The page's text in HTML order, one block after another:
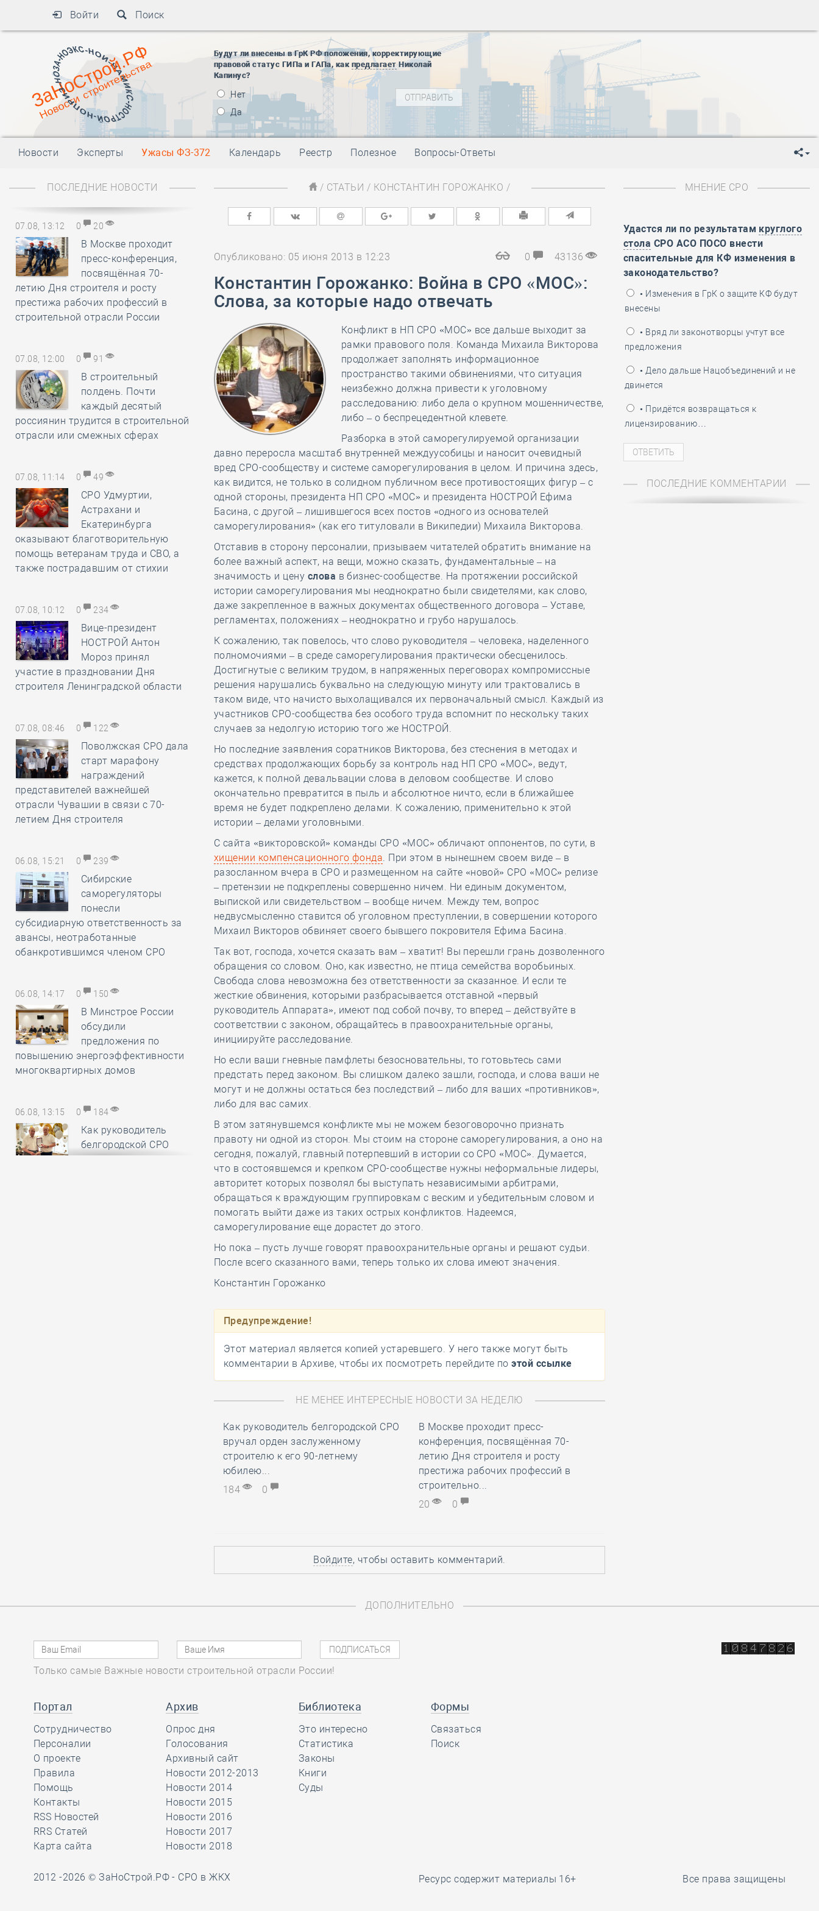
Войти Поиск
Будут ли внесены в ГрК РФ положения, корректирующие
правовой статус ГИПа и ГАПа, как предлагаетНиколай
Капинус?
Нет
Да
День Государственного флага Российской Федерации
-День знаний
-
День сотрудника органов внутренних дел РФ
27 января
День полного освобождения Ленинграда от фашистской
блокады
01 мая- День Весны и Труда
09 мая- День Победы!
01 сентября
10 ноября-День сотрудника органов внутренних дел РФ
27 января-День полного освобождения Ленинграда от фашистской
01 мая
-День Весны и Труда
28 мая
- День пограничника
Новости Эксперты Ужасы ФЗ-372 Календарь Реестр Полезное Вопросы-Ответы
ПОСЛЕДНИЕ НОВОСТИ
07.08, 13:12 0 20
В Москве проходит
пресс-конференция,
посвящённая 70-
летию Дня строителя и росту
престижа рабочих профессий в
строительной отрасли России
07.08, 12:00 0 91
В строительный
полдень. Почти
каждый десятый
россиянин трудится в строительной
отрасли или смежных сферах
07.08, 11:14 0 49
СРО Удмуртии,
Астрахани и
Екатеринбурга
оказывают благотворительную
помощь ветеранам труда и СВО, а
также пострадавшим от стихии
07.08, 10:12 0 234
Вице-президент
НОСТРОЙ Антон
Мороз принял
участие в праздновании Дня
строителя Ленинградской области
07.08, 08:46 0 122
Поволжская СРО дала
старт марафону
награждений
представителей важнейшей
отрасли Чувашии в связи с 70-
летием Дня строителя
06.08, 15:21 0 239
Сибирские
саморегуляторы
понесли
субсидиарную ответственность за
авансы, неотработанные
обанкротившимся членом СРО
06.08, 14:17 0 150
В Минстрое России
обсудили
предложения по
повышению энергоэффективности
многоквартирных домов
06.08, 13:15 0 184
Как руководитель
белгородской СРО
вручал орден
провёл заседание
Ассамблеи
советов в сферах строительства и
05.08, 15:26 0
Как томской СРО и
НОСТРОЙ удалось
отстоять КФ ОДО,
добившись отказа в иске почти на
28,6 миллиона рублей
05.08, 14:18 0 402
/ СТАТЬИ / КОНСТАНТИН ГОРОЖАНКО /
Опубликовано: 05 июня 2013 в 12:23 0 43136
Константин Горожанко: Война в СРО «МОС»:
Слова, за которые надо отвечать
Конфликт в НП СРО «МОС» все дальше выходит за
рамки правового поля. Команда Михаила Викторова
продолжает заполнять информационное
пространство такими обвинениями, что ситуация
неизбежно должна привести к уголовному
расследованию: либо дела о крупном мошенничестве,
либо – о беспрецедентной клевете.
Разборка в этой саморегулируемой организации
давно переросла масштаб внутренней междуусобицы и наносит очевидный
вред СРО-сообществу и системе саморегулирования в целом. И причина здесь,
как видится, не только в солидном публичном весе противостоящих фигур – с
одной стороны, президента НП СРО «МОС» и президента НОСТРОЙ Ефима
Басина, с другой – лишившегося всех постов «одного из основателей
саморегулирования» (как его титуловали в Википедии) Михаила Викторова.
Отставив в сторону персоналии, призываем читателей обратить внимание на
более важный аспект, на вещи, можно сказать, фундаментальные – на
значимость и цену слова в бизнес-сообществе. На протяжении российской
истории саморегулирования мы неоднократно были свидетелями, как слово,
даже закрепленное в важных документах общественного договора – Уставе,
регламентах, положениях – неоднократно и грубо нарушалось.
К сожалению, так повелось, что слово руководителя – человека, наделенного
полномочиями – в среде саморегулирования практически обесценилось.
Достигнутые с великим трудом, в напряженных переговорах компромиссные
решения нарушались буквально на следующую минуту или трактовались в
таком виде, что начисто выхолащивался их первоначальный смысл. Каждый из
участников СРО-сообщества без особого труда вспомнит по нескольку таких
случаев за недолгую историю того же НОСТРОЙ.
Но последние заявления соратников Викторова, без стеснения в методах и
средствах продолжающих борьбу за контроль над НП СРО «МОС», ведут,
кажется, к полной девальвации слова в деловом сообществе. И слово
окончательно превратится в пыль и абсолютное ничто, если в ближайшее
время не будет подкреплено делами. К сожалению, применительно к этой
истории – делами уголовными.
С сайта «викторовской» команды СРО «МОС» обличают оппонентов, по сути, в
хищении компенсационного фонда. При этом в нынешнем своем виде – в
разосланном вчера в СРО и размещенном на сайте «новой» СРО «МОС» релизе
– претензии не подкреплены совершенно ничем. Ни единым документом,
выпиской или свидетельством – вообще ничем. Между тем, вопрос
недвусмысленно ставится об уголовном преступлении, в совершении которого
Михаил Викторов обвиняет своего бывшего покровителя Ефима Басина.
Так вот, господа, хочется сказать вам – хватит! Вы перешли грань дозволенного
обращения со словом. Оно, как известно, не птица семейства воробьиных.
Свобода слова невозможна без ответственности за сказанное. И если те
жесткие обвинения, которыми разбрасывается отставной «первый
руководитель Аппарата», имеют под собой почву, то вперед – действуйте в
соответствии с законом, обращайтесь в правоохранительные органы,
инициируйте расследование.
Но если ваши гневные памфлеты безосновательны, то готовьтесь сами
предстать перед законом. Вы слишком далеко зашли, господа, и слова ваши не
могут и не должны остаться без последствий – либо для ваших «противников»,
либо для вас самих.
В этом затянувшемся конфликте мы не можем безоговорочно признать
правоту ни одной из сторон. Мы стоим на стороне саморегулирования, а оно на
сегодня, пожалуй, главный потерпевший в истории со СРО «МОС». Думается,
что в состоявшемся и крепком СРО-сообществе нужны неформальные лидеры,
авторитет которых позволял бы выступать независимыми арбитрами,
обращаться к враждующим группировкам с веским и убедительным словом и
помогать выйти даже из таких острых конфликтов. Надеемся,
саморегулирование еще дорастет до этого.
Но пока – пусть лучше говорят правоохранительные органы и решают судьи.
После всего сказанного вами, теперь только их слова имеют значения.
Константин Горожанко
Предупреждение!
Этот материал является копией устаревшего. У него также могут быть
комментарии в Архиве, чтобы их посмотреть перейдите поэтой ссылке
НЕ МЕНЕЕ ИНТЕРЕСНЫЕ НОВОСТИ ЗА НЕДЕЛЮ
Как руководитель белгородской СРО
вручал орден заслуженному
строителю к его 90-летнему
юбилею...
184
0
В Москве проходит пресс-
конференция, посвящённая 70-
летию Дня строителя и росту
престижа рабочих профессий в
строительно...
20
0
Войдите, чтобы оставить комментарий.
МНЕНИЕ СРО
Удастся ли по результатам круглого
стола СРО АСО ПОСО внести
спасительные для КФ изменения в
законодательство?
• Изменения в ГрК о защите КФ будут
внесены
• Вряд ли законотворцы учтут все
предложения
• Дело дальше Нацобъединений и не
двинется
• Придётся возвращаться к
лицензированию…
ПОСЛЕДНИЕ КОММЕНТАРИИ
ДОПОЛНИТЕЛЬНО
Только самые Важные новости строительной отрасли России!
Портал
Сотрудничество
Персоналии
О проекте
Правила
Помощь
Контакты
RSS Новостей
RRS Статей
Карта сайта
Архив
Опрос дня
Голосования
Архивный сайт
Новости 2012-2013
Новости 2014
Новости 2015
Новости 2016
Новости 2017
Новости 2018
Библиотека
Это интересно
Статистика
Законы
Книги
Суды
Формы
Связаться
Поиск
2012 -2026 © ЗаНоСтрой.РФ - СРО в ЖКХ Ресурс содержит материалы 16+ Все права защищены